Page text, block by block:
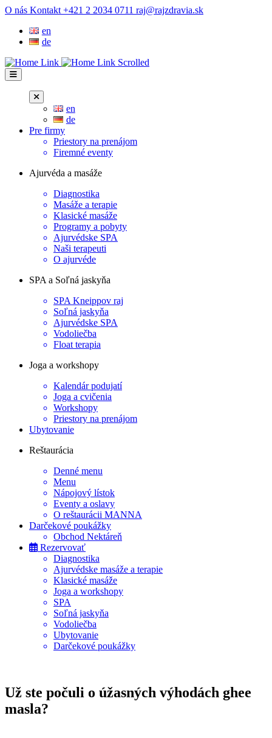
Prejsť
obsah
O nás Kontakt +421 2 2034 0711 raj@rajzdravia.sk
en
de
en
de
Pre firmy
Priestory na prenájom
Firemné eventy
Ajurvéda a masáže
Diagnostika
Masáže a terapie
Klasické masáže
Programy a pobyty
Ajurvédske SPA
Naši terapeuti
O ajurvéde
SPA a Soľná jaskyňa
SPA Kneippov raj
Soľná jaskyňa
Ajurvédske SPA
Vodoliečba
Float terapia
Joga a workshopy
Kalendár podujatí
Joga a cvičenia
Workshopy
Priestory na prenájom
Ubytovanie
Reštaurácia
Denné menu
Menu
Nápojový lístok
Eventy a oslavy
O reštaurácii MANNA
Darčekové poukážky
Obchod Nektáreň
Rezervovať
Diagnostika
Ajurvédske masáže a terapie
Klasické masáže
Joga a workshopy
SPA
Soľná jaskyňa
Vodoliečba
Ubytovanie
Darčekové poukážky
Už ste počuli o úžasných výhodách ghee
masla?